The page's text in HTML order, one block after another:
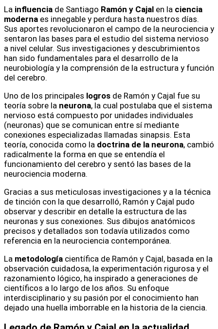
La influencia de Santiago Ramón y Cajal en la ciencia
moderna es innegable y perdura hasta nuestros días.
Sus aportes revolucionaron el campo de la neurociencia y
sentaron las bases para el estudio del sistema nervioso
a nivel celular. Sus investigaciones y descubrimientos
han sido fundamentales para el desarrollo de la
neurobiología y la comprensión de la estructura y función
del cerebro.
Uno de los principales logros de Ramón y Cajal fue su
teoría sobre la neurona, la cual postulaba que el sistema
nervioso está compuesto por unidades individuales
(neuronas) que se comunican entre sí mediante
conexiones especializadas llamadas sinapsis. Esta
teoría, conocida como la doctrina de la neurona, cambió
radicalmente la forma en que se entendía el
funcionamiento del cerebro y sentó las bases de la
neurociencia moderna.
Gracias a sus meticulosas investigaciones y a la técnica
de tinción con la que desarrolló, Ramón y Cajal pudo
observar y describir en detalle la estructura de las
neuronas y sus conexiones. Sus dibujos anatómicos
precisos y detallados son todavía utilizados como
referencia en la neurociencia contemporánea.
La metodología científica de Ramón y Cajal, basada en la
observación cuidadosa, la experimentación rigurosa y el
razonamiento lógico, ha inspirado a generaciones de
científicos a lo largo de los años. Su enfoque
interdisciplinario y su pasión por el conocimiento han
dejado una huella imborrable en la historia de la ciencia.